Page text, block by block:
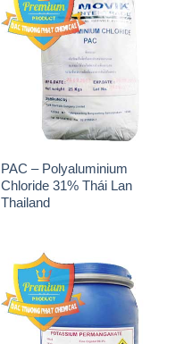
PAC – Polyaluminium
Chloride 31% Thái Lan
Thailand